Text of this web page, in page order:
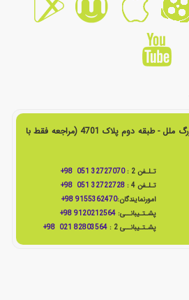
مشهد، بزرگراه بابانظر - بازار بزرگ ملل - طبقه دوم پلاک 4701 (مراجعه فقط با
تـلـفن 2 :
32727070 051 98+
تـلـفن 4 :
32722728 051 98+
امورنمایندگان:9155362470 98+
پشـتـیبانــی: 9120212564 98+
پشـتـیبانــی 2 : 82803564 021 98+